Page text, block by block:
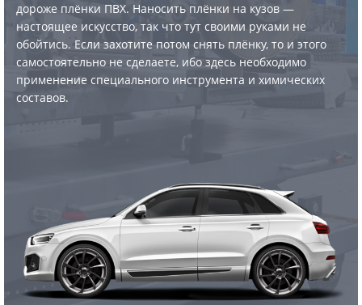
дороже плёнки ПВХ. Наносить плёнки на кузов —
настоящее искусство, так что тут своими руками не
обойтись. Если захотите потом снять плёнку, то и этого
самостоятельно не сделаете, ибо здесь необходимо
применение специального инструмента и химических
составов.